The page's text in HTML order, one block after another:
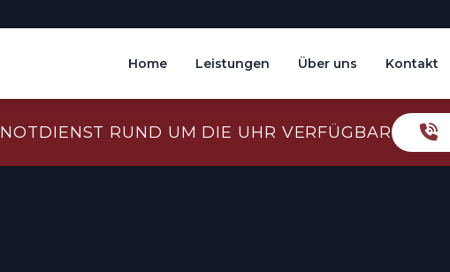
Home Leistungen Über uns Kontakt
NOTDIENST RUND UM DIE UHR VERFÜGBAR